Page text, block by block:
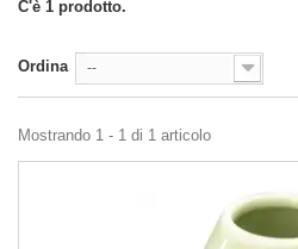
C'è 1 prodotto.
Ordina --
Mostrando 1 - 1 di 1 articolo